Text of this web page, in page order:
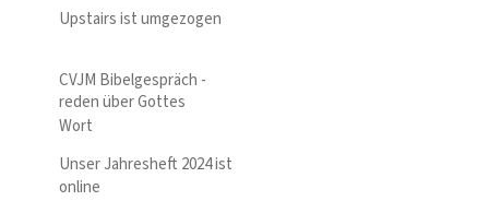
Upstairs ist umgezogen
CVJM Bibelgespräch -
reden über Gottes
Wort
Unser Jahresheft 2024 ist
online